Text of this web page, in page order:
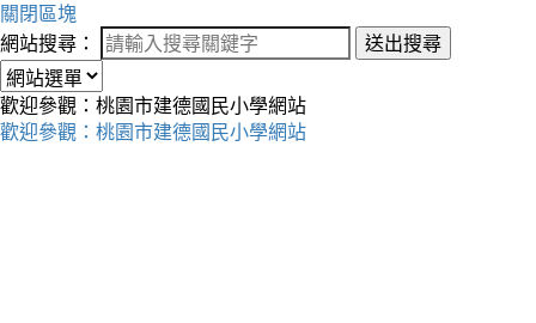
關閉區塊
網站搜尋：
送出搜尋
歡迎參觀：桃園市建德國民小學網站
歡迎參觀：桃園市建德國民小學網站